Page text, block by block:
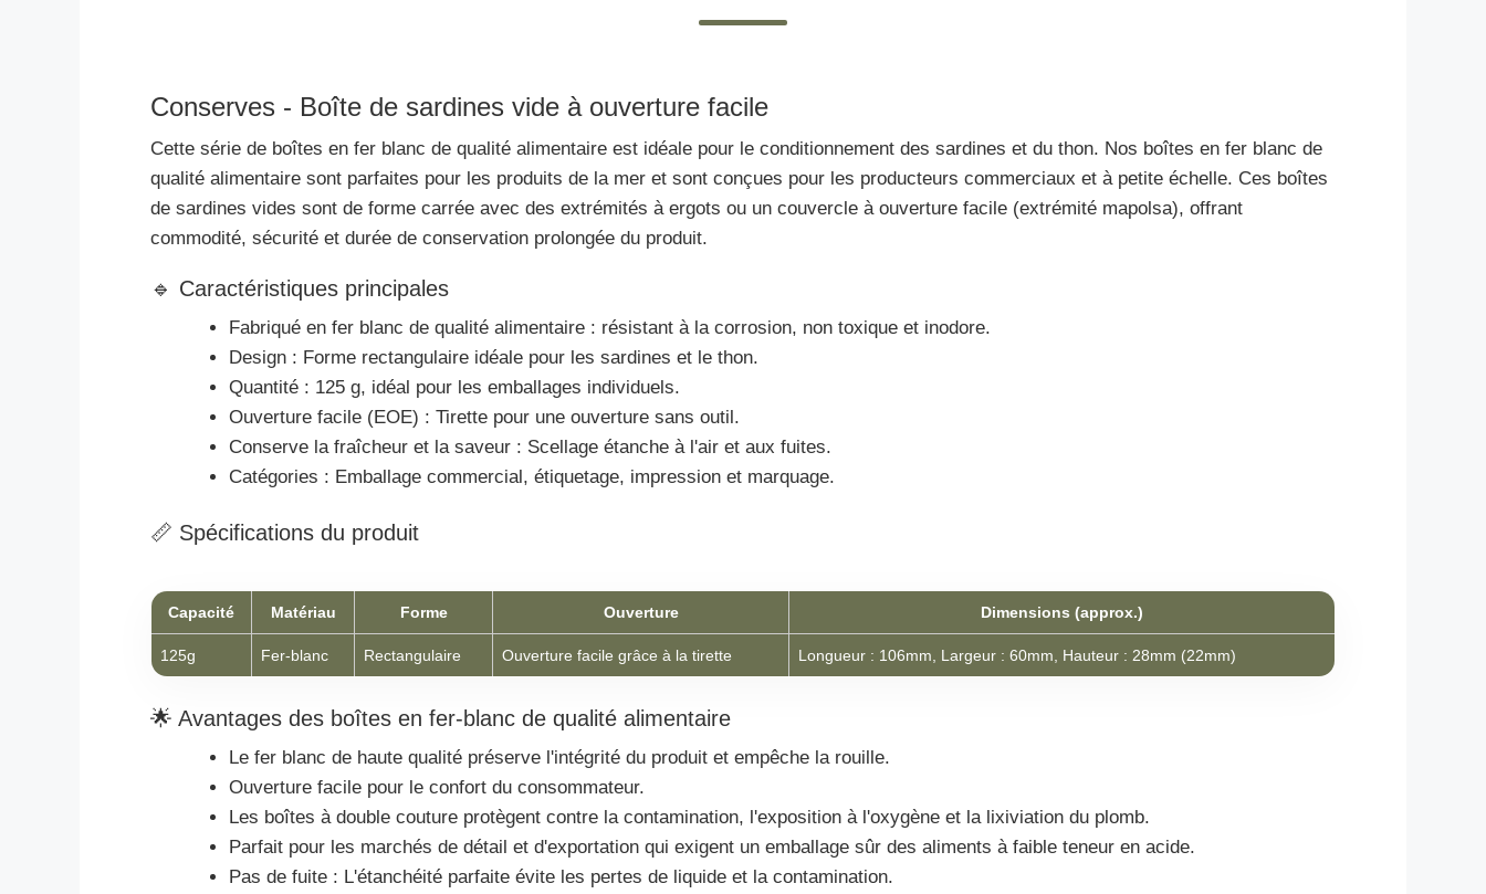
Conserves - Boîte de sardines vide à ouverture facile
Cette série de boîtes en fer blanc de qualité alimentaire est idéale pour le conditionnement des sardines et du thon. Nos boîtes en fer blanc de
qualité alimentaire sont parfaites pour les produits de la mer et sont conçues pour les producteurs commerciaux et à petite échelle. Ces boîtes
de sardines vides sont de forme carrée avec des extrémités à ergots ou un couvercle à ouverture facile (extrémité mapolsa), offrant
commodité, sécurité et durée de conservation prolongée du produit.
🔹 Caractéristiques principales
Fabriqué en fer blanc de qualité alimentaire : résistant à la corrosion, non toxique et inodore.
Design : Forme rectangulaire idéale pour les sardines et le thon.
Quantité : 125 g, idéal pour les emballages individuels.
Ouverture facile (EOE) : Tirette pour une ouverture sans outil.
Conserve la fraîcheur et la saveur : Scellage étanche à l'air et aux fuites.
Catégories : Emballage commercial, étiquetage, impression et marquage.
📏 Spécifications du produit
Capacité Matériau Forme Ouverture Dimensions (approx.)
125g Fer-blanc Rectangulaire Ouverture facile grâce à la tirette Longueur : 106mm, Largeur : 60mm, Hauteur : 28mm (22mm)
🌟 Avantages des boîtes en fer-blanc de qualité alimentaire
Le fer blanc de haute qualité préserve l'intégrité du produit et empêche la rouille.
Ouverture facile pour le confort du consommateur.
Les boîtes à double couture protègent contre la contamination, l'exposition à l'oxygène et la lixiviation du plomb.
Parfait pour les marchés de détail et d'exportation qui exigent un emballage sûr des aliments à faible teneur en acide.
Pas de fuite : L'étanchéité parfaite évite les pertes de liquide et la contamination.